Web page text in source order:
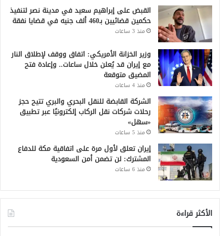
القبض على إبراهيم سعيد في مدينة نصر لتنفيذ
حكمين قضائيين بـ460 ألف جنيه في قضايا نفقة
منذ 3 ساعات
وزير الخزانة الأمريكي: اتفاق ووقف لإطلاق النار
مع إيران قد يُعلن خلال ساعات.. وإعادة فتح
المضيق متوقعة
منذ 4 ساعات
الشركة القابضة للنقل البحري والبري تتيح حجز
رحلات شركات نقل الركاب إلكترونيًا عبر تطبيق
«سهل»
منذ 5 ساعات
إيران تعلق لأول مرة على اتفاقية مكة للدفاع
المشترك: لن تضمن أمن السعودية
منذ 6 ساعات
الأكثر قراءة